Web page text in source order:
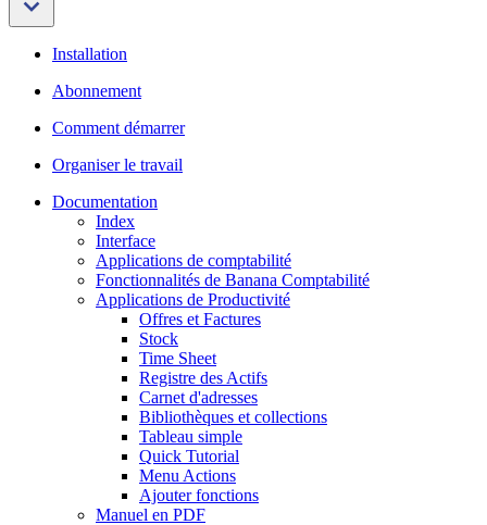
Installation
Abonnement
Comment démarrer
Organiser le travail
Documentation
Index
Interface
Applications de comptabilité
Fonctionnalités de Banana Comptabilité
Applications de Productivité
Offres et Factures
Stock
Time Sheet
Registre des Actifs
Carnet d'adresses
Bibliothèques et collections
Tableau simple
Quick Tutorial
Menu Actions
Ajouter fonctions
Manuel en PDF